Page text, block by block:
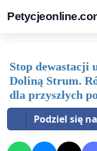
Stop dewastacji
Doliną Strum.
dla przyszłych
Podziel się